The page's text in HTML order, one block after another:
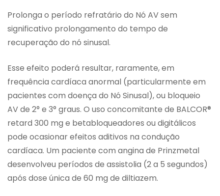
Prolonga o período refratário do Nó AV sem
significativo prolongamento do tempo de
recuperação do nó sinusal.
Esse efeito poderá resultar, raramente, em
frequência cardíaca anormal (particularmente em
pacientes com doença do Nó Sinusal), ou bloqueio
AV de 2° e 3° graus. O uso concomitante de BALCOR®
retard 300 mg e betabloqueadores ou digitálicos
pode ocasionar efeitos aditivos na condução
cardíaca. Um paciente com angina de Prinzmetal
desenvolveu períodos de assistolia (2 a 5 segundos)
após dose única de 60 mg de diltiazem.